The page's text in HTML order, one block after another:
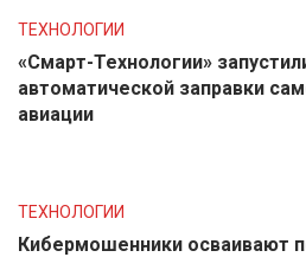
ТЕХНОЛОГИИ
«Смарт-Технологии»
автоматической заправки
авиации
ТЕХНОЛОГИИ
Кибермошенники осваивают